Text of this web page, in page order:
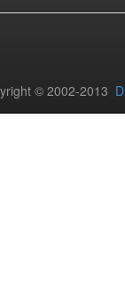
© 2002-2013